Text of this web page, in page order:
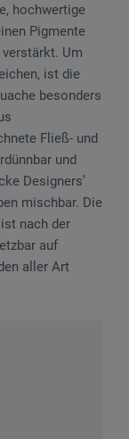
hochwertige
Pigmente
Um
ist die
besonders
Fließ- und
und
Designers’
mischbar. Die
nach der
auf
aller Art